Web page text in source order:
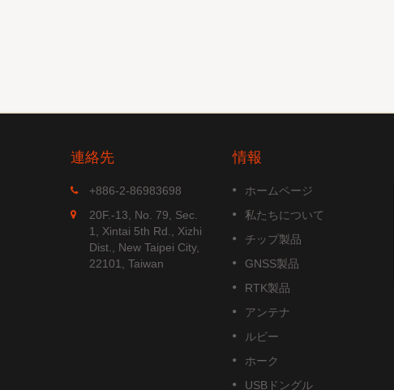
連絡先
+886-2-86983698
20F.-13, No. 79, Sec.
1, Xintai 5th Rd., Xizhi
Dist., New Taipei City,
22101, Taiwan
情報
ホームページ
私たちについて
チップ製品
GNSS製品
RTK製品
アンテナ
ルビー
ホーク
USBドングル
MGS-1513-52Q
MGS-1513-52Qは、埋め込み型
パッチアンテナとGNSS受信回路
を含む完全なスタンドアロンのマ
ルチ周波数GNSSスマートアンテ
ナモジュールで、Airoha...
続きを読む